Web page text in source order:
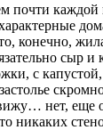
конечно,
с
нет,
никаких